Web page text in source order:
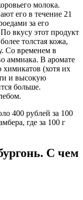
молока.
его в течение 21
за его
вкусу этот продукт
толстая кожа,
Со временем в
аммиака. В аромате
(хотя их
и высокую
больше.
400 рублей за 100
где за 100 г
С чем